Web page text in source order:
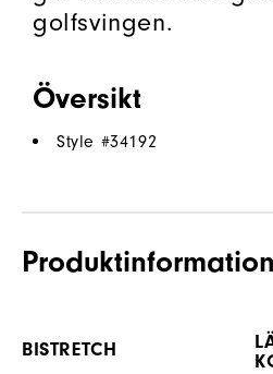
golfsvingen.
Översikt
Style #34192
Produktinformation
BISTRETCH